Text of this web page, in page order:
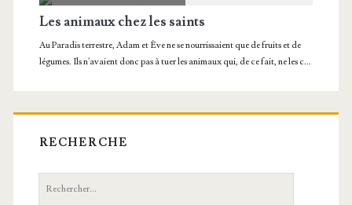
RECHERCHE
Recherche: